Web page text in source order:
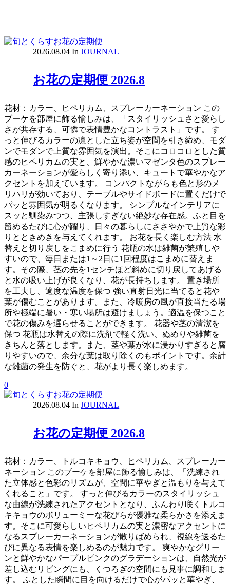
2026.08.04 In JOURNAL
お花の定期便 2026.8
花材：カラー、ヒペリカム、スプレーカーネーション この
ブーケを部屋に飾る愉しみは、「スタイリッシュさと愛らし
さが共存する、可憐で表情豊かなコントラスト」です。 す
っと伸びるカラーの凛とした立ち姿が空間を引き締め、モダ
ンでモダンで上質な雰囲気を演出。そこにコロコロとした質
感のヒペリカムの実と、鮮やかな濃いマゼンタ色のスプレー
カーネーションが愛らしく寄り添い、キュートで華やかなア
クセントを加えています。 コンパクトながらも色と形のメ
リハリが効いており、テーブルやサイドボードに置くだけで
パッと雰囲気が明るくなります。 シンプルなインテリアに
スッと馴染みつつ、主張しすぎない絶妙な存在感。ふと目を
留めるたびに心が躍り、日々の暮らしにささやかで上質な彩
りとときめきを与えてくれます。 お花を長く楽しむ方法 水
替えと切り戻しをこまめに行う 花瓶の水は雑菌が繁殖しや
すいので、毎日または1～2日に1回程度はこまめに替えま
す。その際、茎の先を1センチほど斜めに切り戻してあげる
と水の吸い上げが良くなり、花が長持ちします。 置き場所
を工夫し、適度な温度を保つ 強い直射日光に当てると花や
葉が傷むことがあります。また、冷暖房の風が直接当たる場
所や極端に暑い・寒い場所は避けましょう。適温を保つこと
で花の傷みを遅らせることができます。 花器や茎の清潔を
保つ 花瓶は水替えの際に洗剤で軽く洗い、ぬめりや雑菌を
きちんと落とします。また、茎や葉が水に浸かりすぎると腐
りやすいので、余分な葉は取り除くのもポイントです。余計
な雑菌の発生を防ぐと、花がより長く楽しめます。
0
2026.08.04 In JOURNAL
お花の定期便 2026.8
花材：カラー、トルコキキョウ、ヒペリカム、スプレーカー
ネーション このブーケを部屋に飾る愉しみは、「洗練され
た立体感と色彩のリズムが、空間に華やぎと温もりを与えて
くれること」です。 すっと伸びるカラーのスタイリッシュ
な曲線が洗練されたアクセントとなり、ふんわり咲くトルコ
キキョウのボリューミーな花びらが優雅な柔らかさを添えま
す。そこに可愛らしいヒペリカムの実と濃密なアクセントに
なるスプレーカーネーションが散りばめられ、視線を送るた
びに異なる表情を楽しめるのが魅力です。 爽やかなグリー
ンと鮮やかなパープルピンクのグラデーションは、自然光が
差し込むリビングにも、くつろぎの空間にも見事に調和しま
す。 ふとした瞬間に目を向けるだけで心がパッと華やぎ、